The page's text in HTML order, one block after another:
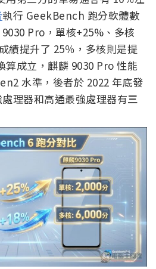
執行 GeekBench 跑分軟體數
Pro，單核+25%、多核
績提升了 25％，多核則是提
算成立，麒麟 9030 Pro 性能
水準，後者於 2022 年底發
理器和高通最強處理器有三